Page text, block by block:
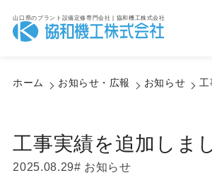
山口県のプラント設備定修専門会社 | 協和機工株式会社
Information
ホーム お知らせ・広報 お知らせ 工
工事実績を追加しま
2025.08.29 お知らせ